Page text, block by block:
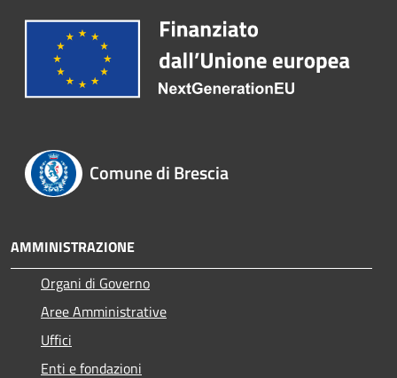
Comune di Brescia
AMMINISTRAZIONE
Organi di Governo
Aree Amministrative
Uffici
Enti e fondazioni